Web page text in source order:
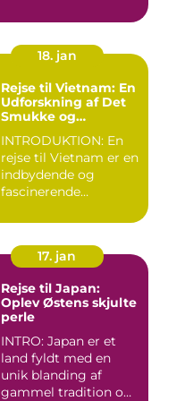
18. jan
Rejse til Vietnam: En
Udforskning af Det
Smukke og
INTRODUKTION: En
rejse til Vietnam er en
indbydende og
fascinerende
eventyrlystne...
17. jan
Rejse til Japan:
Oplev Østens skjulte
perle
INTRO: Japan er et
land fyldt med en
unik blanding af
gammel tradition og